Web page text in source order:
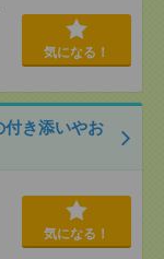
気になる！
付き添いやお
気になる！